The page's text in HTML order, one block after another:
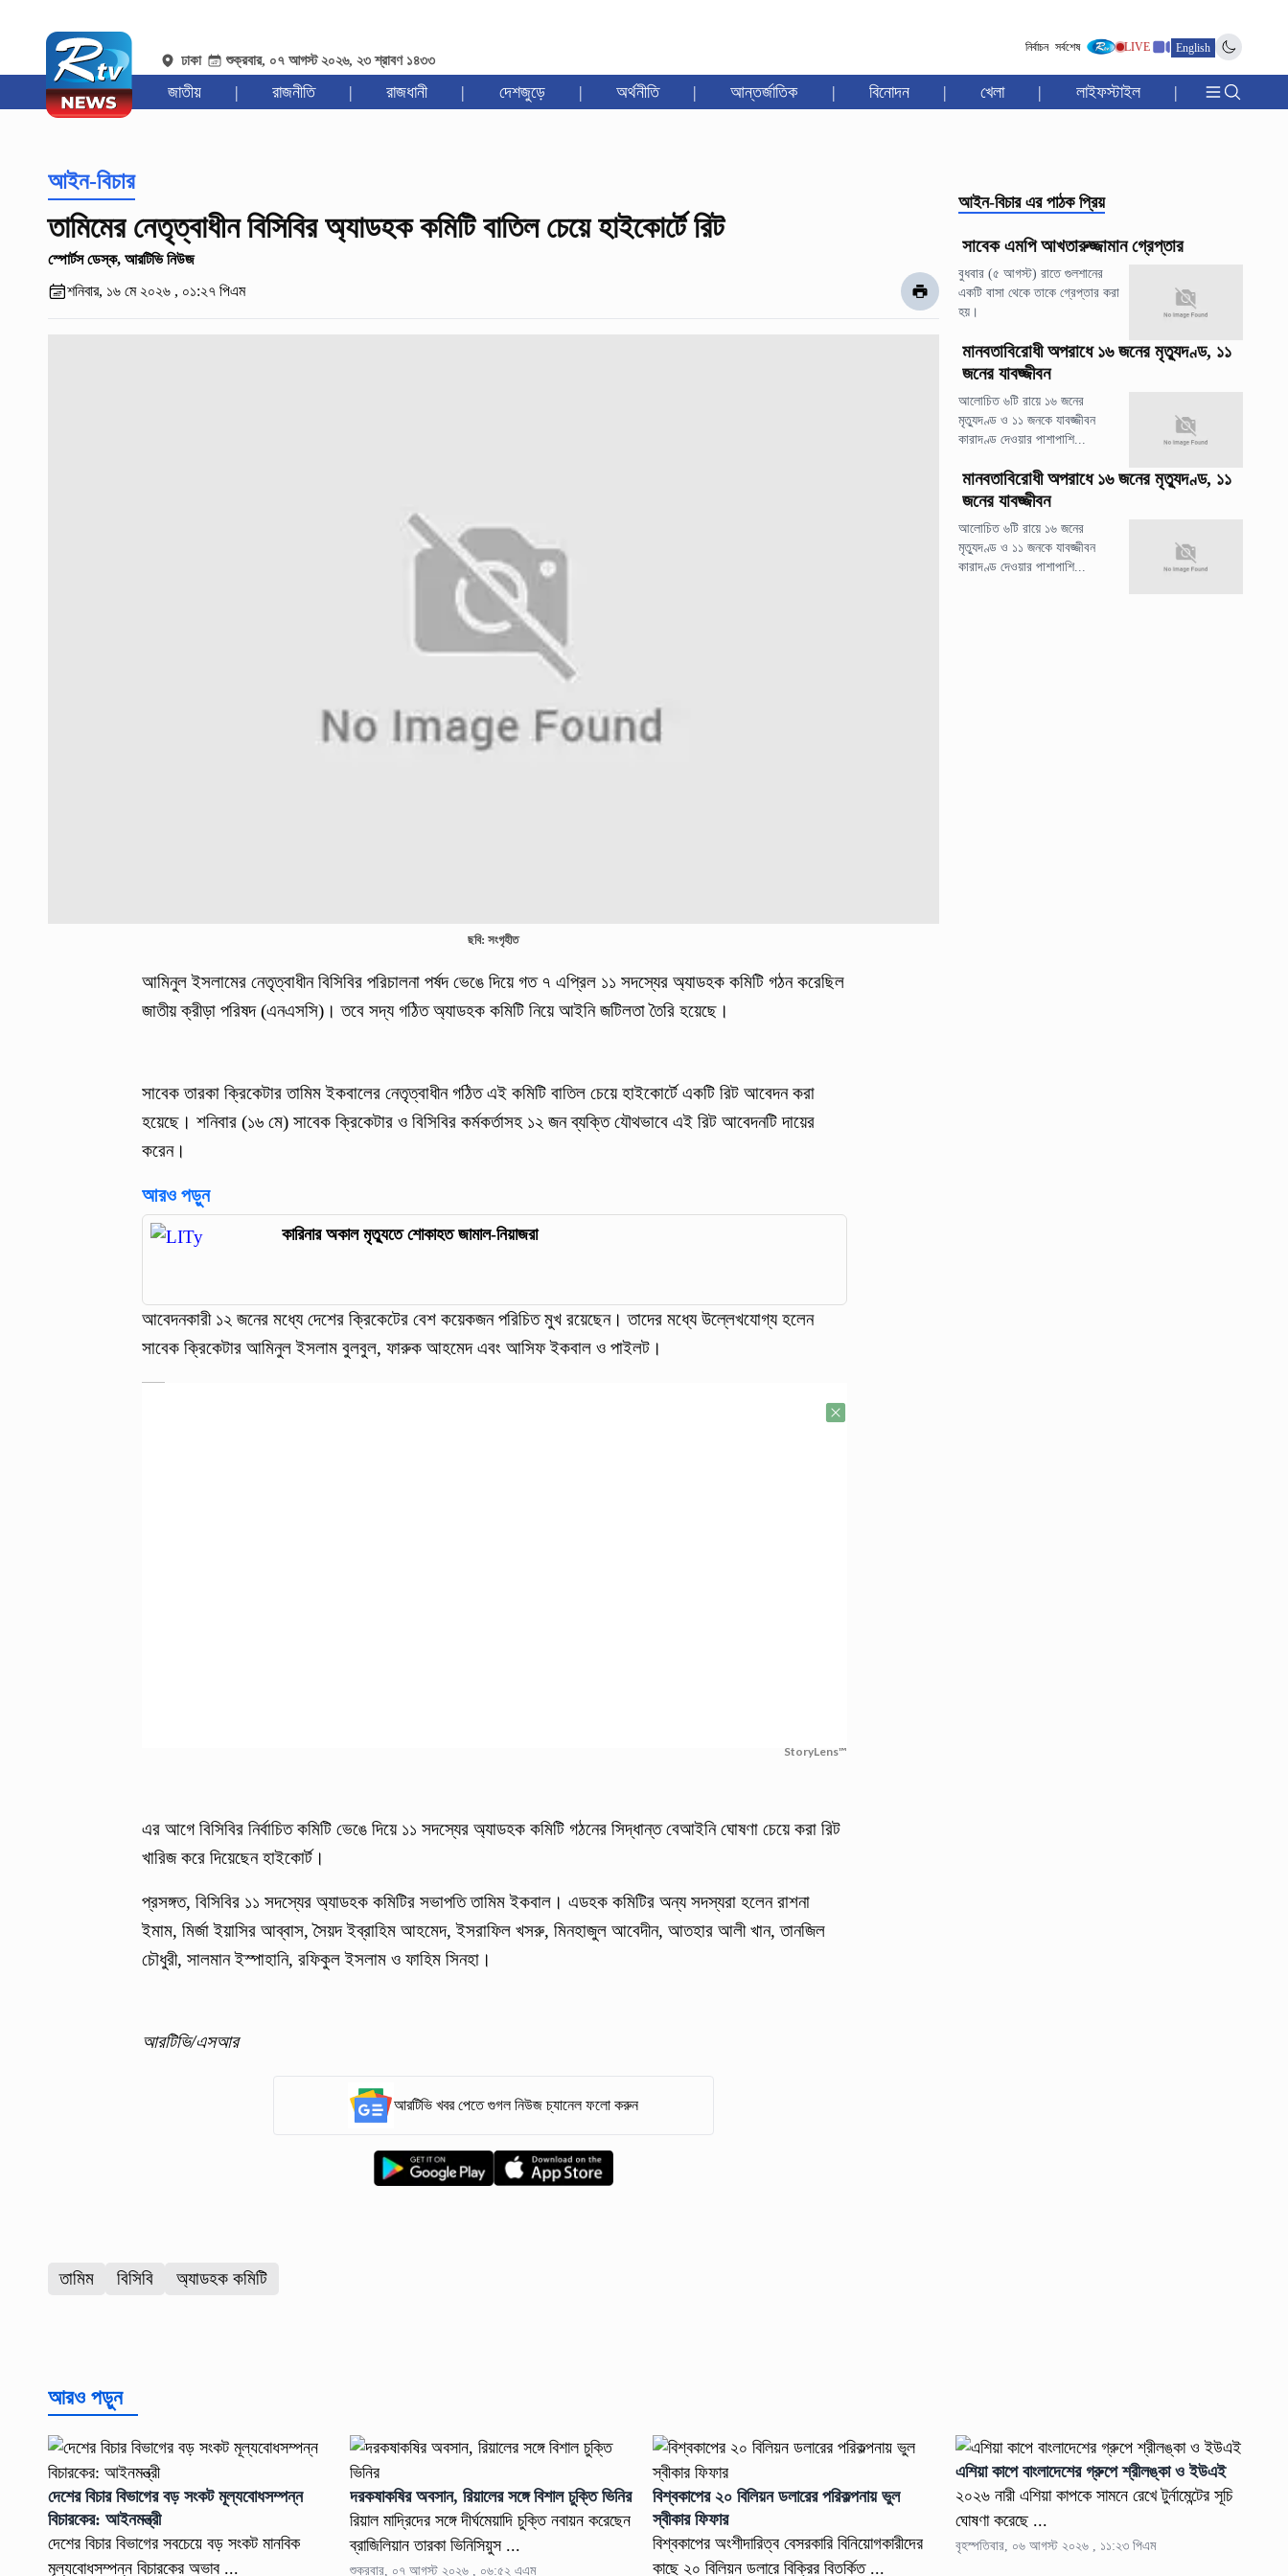
ঢাকা শুক্রবার, ০৭ আগস্ট ২০২৬, ২৩ শ্রাবণ ১৪৩৩
নির্বাচন সর্বশেষ LIVE English
জাতীয় | রাজনীতি | রাজধানী | দেশজুড়ে | অর্থনীতি | আন্তর্জাতিক | বিনোদন | খেলা | লাইফস্টাইল |
আইন-বিচার
তামিমের নেতৃত্বাধীন বিসিবির অ্যাডহক কমিটি বাতিল চেয়ে হাইকোর্টে রিট
স্পোর্টস ডেস্ক, আরটিভি নিউজ
শনিবার, ১৬ মে ২০২৬ , ০১:২৭ পিএম
ছবি: সংগৃহীত
আমিনুল ইসলামের নেতৃত্বাধীন বিসিবির পরিচালনা পর্ষদ ভেঙে দিয়ে গত ৭ এপ্রিল ১১ সদস্যের অ্যাডহক কমিটি গঠন করেছিল
জাতীয় ক্রীড়া পরিষদ (এনএসসি)। তবে সদ্য গঠিত অ্যাডহক কমিটি নিয়ে আইনি জটিলতা তৈরি হয়েছে।
সাবেক তারকা ক্রিকেটার তামিম ইকবালের নেতৃত্বাধীন গঠিত এই কমিটি বাতিল চেয়ে হাইকোর্টে একটি রিট আবেদন করা
হয়েছে। শনিবার (১৬ মে) সাবেক ক্রিকেটার ও বিসিবির কর্মকর্তাসহ ১২ জন ব্যক্তি যৌথভাবে এই রিট আবেদনটি দায়ের
করেন।
আরও পড়ুন
কারিনার অকাল মৃত্যুতে শোকাহত জামাল-নিয়াজরা
আবেদনকারী ১২ জনের মধ্যে দেশের ক্রিকেটের বেশ কয়েকজন পরিচিত মুখ রয়েছেন। তাদের মধ্যে উল্লেখযোগ্য হলেন
সাবেক ক্রিকেটার আমিনুল ইসলাম বুলবুল, ফারুক আহমেদ এবং আসিফ ইকবাল ও পাইলট।
StoryLens™
এর আগে বিসিবির নির্বাচিত কমিটি ভেঙে দিয়ে ১১ সদস্যের অ্যাডহক কমিটি গঠনের সিদ্ধান্ত বেআইনি ঘোষণা চেয়ে করা রিট
খারিজ করে দিয়েছেন হাইকোর্ট।
প্রসঙ্গত, বিসিবির ১১ সদস্যের অ্যাডহক কমিটির সভাপতি তামিম ইকবাল। এডহক কমিটির অন্য সদস্যরা হলেন রাশনা
ইমাম, মির্জা ইয়াসির আব্বাস, সৈয়দ ইব্রাহিম আহমেদ, ইসরাফিল খসরু, মিনহাজুল আবেদীন, আতহার আলী খান, তানজিল
চৌধুরী, সালমান ইস্পাহানি, রফিকুল ইসলাম ও ফাহিম সিনহা।
আরটিভি/এসআর
আরটিভি খবর পেতে গুগল নিউজ চ্যানেল ফলো করুন
তামিম বিসিবি অ্যাডহক কমিটি
আইন-বিচার এর পাঠক প্রিয়
সাবেক এমপি আখতারুজ্জামান গ্রেপ্তার
বুধবার (৫ আগস্ট) রাতে গুলশানের
একটি বাসা থেকে তাকে গ্রেপ্তার করা
হয়।
মানবতাবিরোধী অপরাধে ১৬ জনের মৃত্যুদণ্ড, ১১
জনের যাবজ্জীবন
আলোচিত ৬টি রায়ে ১৬ জনের
মৃত্যুদণ্ড ও ১১ জনকে যাবজ্জীবন
কারাদণ্ড দেওয়ার পাশাপাশি...
মানবতাবিরোধী অপরাধে ১৬ জনের মৃত্যুদণ্ড, ১১
জনের যাবজ্জীবন
আলোচিত ৬টি রায়ে ১৬ জনের
মৃত্যুদণ্ড ও ১১ জনকে যাবজ্জীবন
কারাদণ্ড দেওয়ার পাশাপাশি...
আরও পড়ুন
দেশের বিচার বিভাগের বড় সংকট মূল্যবোধসম্পন্ন
বিচারকের: আইনমন্ত্রী
দেশের বিচার বিভাগের সবচেয়ে বড় সংকট মানবিক
মূল্যবোধসম্পন্ন বিচারকের অভাব ...
দরকষাকষির অবসান, রিয়ালের সঙ্গে বিশাল চুক্তি ভিনির
রিয়াল মাদ্রিদের সঙ্গে দীর্ঘমেয়াদি চুক্তি নবায়ন করেছেন
ব্রাজিলিয়ান তারকা ভিনিসিয়ুস ...
শুক্রবার, ০৭ আগস্ট ২০২৬ , ০৬:৫২ এএম
বিশ্বকাপের ২০ বিলিয়ন ডলারের পরিকল্পনায় ভুল
স্বীকার ফিফার
বিশ্বকাপের অংশীদারিত্ব বেসরকারি বিনিয়োগকারীদের
কাছে ২০ বিলিয়ন ডলারে বিক্রির বিতর্কিত ...
এশিয়া কাপে বাংলাদেশের গ্রুপে শ্রীলঙ্কা ও ইউএই
২০২৬ নারী এশিয়া কাপকে সামনে রেখে টুর্নামেন্টের সূচি
ঘোষণা করেছে ...
বৃহস্পতিবার, ০৬ আগস্ট ২০২৬ , ১১:২৩ পিএম